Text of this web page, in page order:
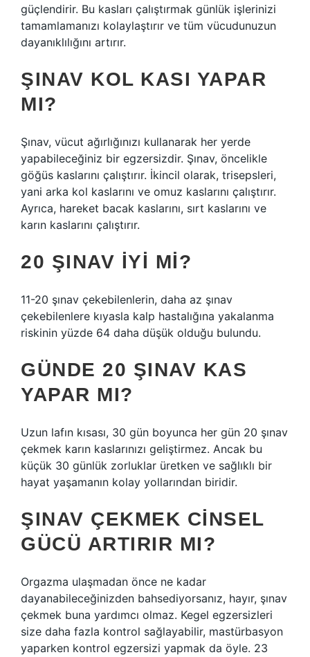
güçlendirir. Bu kasları çalıştırmak günlük işlerinizi
tamamlamanızı kolaylaştırır ve tüm vücudunuzun
dayanıklılığını artırır.
ŞINAV KOL KASI YAPAR
MI?
Şınav, vücut ağırlığınızı kullanarak her yerde
yapabileceğiniz bir egzersizdir. Şınav, öncelikle
göğüs kaslarını çalıştırır. İkincil olarak, trisepsleri,
yani arka kol kaslarını ve omuz kaslarını çalıştırır.
Ayrıca, hareket bacak kaslarını, sırt kaslarını ve
karın kaslarını çalıştırır.
20 ŞINAV İYI MI?
11-20 şınav çekebilenlerin, daha az şınav
çekebilenlere kıyasla kalp hastalığına yakalanma
riskinin yüzde 64 daha düşük olduğu bulundu.
GÜNDE 20 ŞINAV KAS
YAPAR MI?
Uzun lafın kısası, 30 gün boyunca her gün 20 şınav
çekmek karın kaslarınızı geliştirmez. Ancak bu
küçük 30 günlük zorluklar üretken ve sağlıklı bir
hayat yaşamanın kolay yollarından biridir.
ŞINAV ÇEKMEK CINSEL
GÜCÜ ARTIRIR MI?
Orgazma ulaşmadan önce ne kadar
dayanabileceğinizden bahsediyorsanız, hayır, şınav
çekmek buna yardımcı olmaz. Kegel egzersizleri
size daha fazla kontrol sağlayabilir, mastürbasyon
yaparken kontrol egzersizi yapmak da öyle. 23